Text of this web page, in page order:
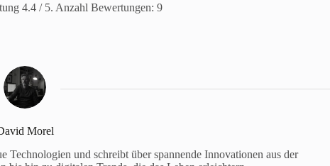
4.4/ 5. Anzahl Bewertungen: 9
Morel
und schreibt über spannende Innovationen aus der